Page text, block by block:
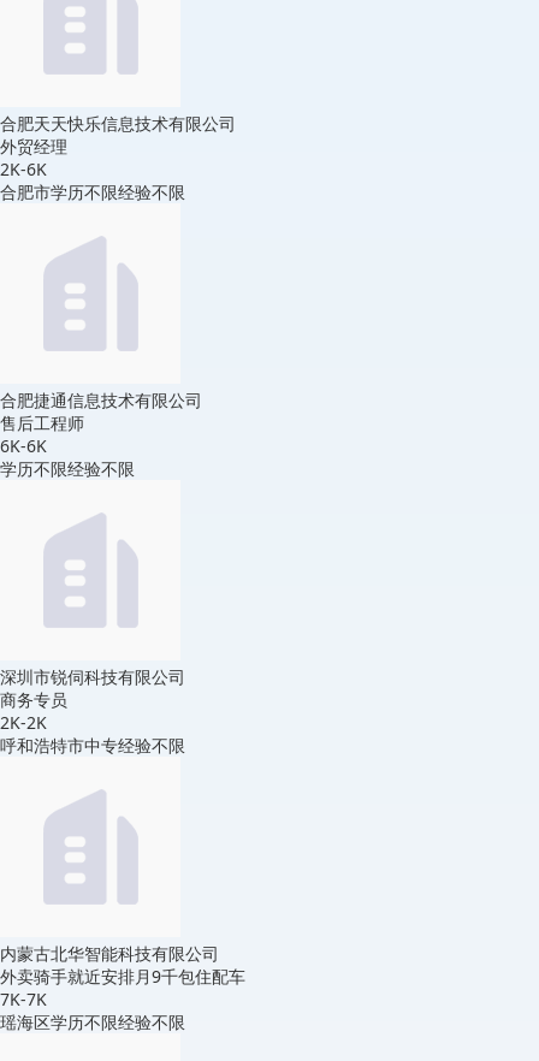
合肥天天快乐信息技术有限公司
外贸经理
2K-6K
合肥市学历不限经验不限
合肥捷通信息技术有限公司
售后工程师
6K-6K
学历不限经验不限
深圳市锐伺科技有限公司
商务专员
2K-2K
呼和浩特市中专经验不限
内蒙古北华智能科技有限公司
外卖骑手就近安排月9千包住配车
7K-7K
瑶海区学历不限经验不限